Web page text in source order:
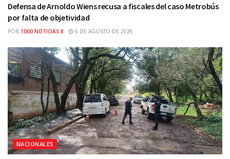
Defensa de Arnoldo Wiens recusa a fiscales del caso Metrobús
por falta de objetividad
POR 1000 NOTICIAS 8 6 DE AGOSTO DE 2026
NACIONALES